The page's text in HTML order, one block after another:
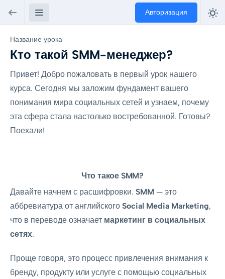
Авторизация
Название урока
Кто такой SMM-менеджер?
Привет! Добро пожаловать в первый урок нашего
курса. Сегодня мы заложим фундамент вашего
понимания мира социальных сетей и узнаем, почему
эта сфера стала настолько востребованной. Готовы?
Поехали!
Что такое SMM?
Давайте начнем с расшифровки. SMM — это
аббревиатура от английского Social Media Marketing,
что в переводе означает маркетинг в социальных
сетях.
Проще говоря, это процесс привлечения внимания к
бренду, продукту или услуге с помощью социальных